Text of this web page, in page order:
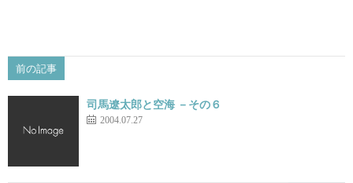
前の記事
司馬遼太郎と空海 －その６
2004.07.27